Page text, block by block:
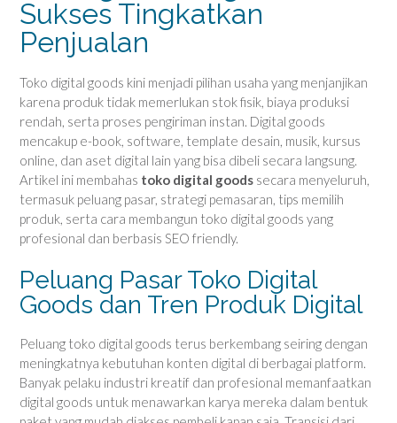
Sukses Tingkatkan
Penjualan
Toko digital goods kini menjadi pilihan usaha yang menjanjikan
karena produk tidak memerlukan stok fisik, biaya produksi
rendah, serta proses pengiriman instan. Digital goods
mencakup e-book, software, template desain, musik, kursus
online, dan aset digital lain yang bisa dibeli secara langsung.
Artikel ini membahas toko digital goods secara menyeluruh,
termasuk peluang pasar, strategi pemasaran, tips memilih
produk, serta cara membangun toko digital goods yang
profesional dan berbasis SEO friendly.
Peluang Pasar Toko Digital
Goods dan Tren Produk Digital
Peluang toko digital goods terus berkembang seiring dengan
meningkatnya kebutuhan konten digital di berbagai platform.
Banyak pelaku industri kreatif dan profesional memanfaatkan
digital goods untuk menawarkan karya mereka dalam bentuk